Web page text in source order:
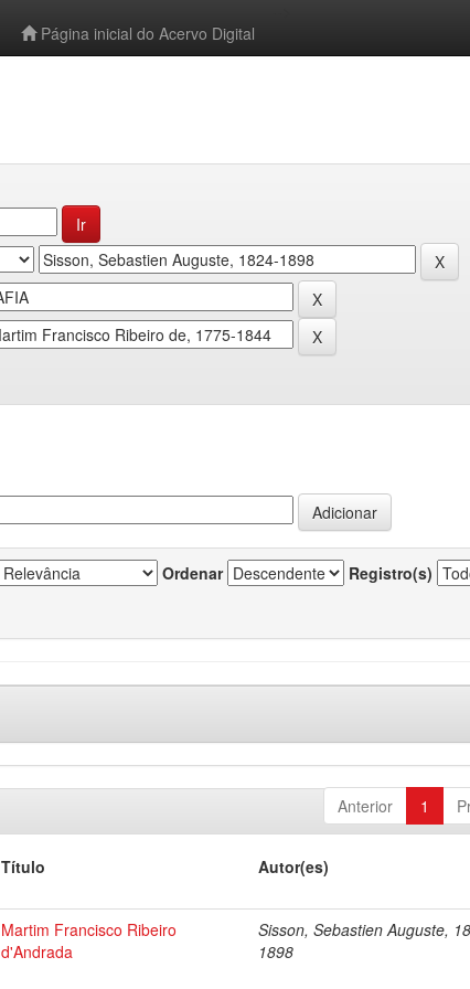
Página inicial do Acervo Digital
Ordenar Registro(s)
Anterior 1
Título Autor(es)
Martim Francisco Ribeiro
d'Andrada
Sisson, Sebastien Auguste,
1898